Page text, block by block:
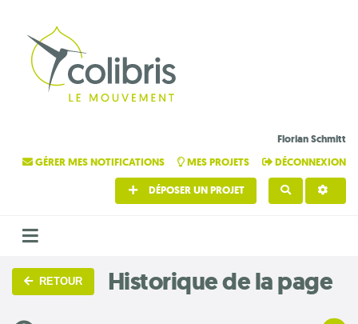
Florian Schmitt
GÉRER MES NOTIFICATIONS
MES PROJETS DÉCONNEXION
DÉPOSER UN PROJET
RETOUR Historique de la page